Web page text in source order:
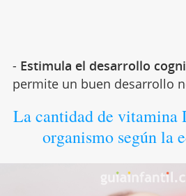
- Estimula el desarrollo
permite un buen desarrollo
La cantidad de vitamina
organismo según la